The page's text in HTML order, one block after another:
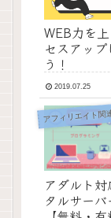
WEB力を
セスアップ
う！
2019.07.25
アフィリエイト関
アダルト
タルサー